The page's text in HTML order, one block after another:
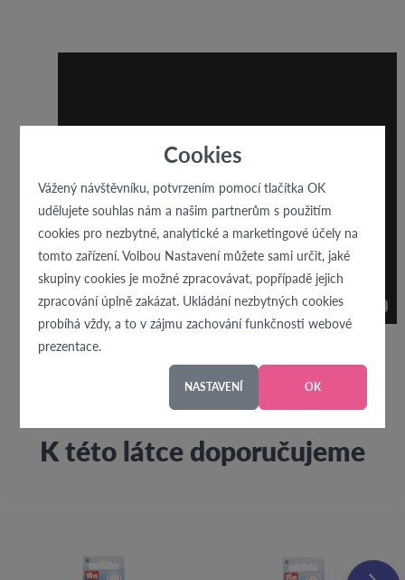
Cookies
Vážený návštěvníku, potvrzením pomocí tlačítka OK
udělujete souhlas nám a našim partnerům s použitím
cookies pro nezbytné, analytické a marketingové účely na
tomto zařízení. Volbou Nastavení můžete sami určit, jaké
skupiny cookies je možné zpracovávat, popřípadě jejich
zpracování úplně zakázat. Ukládání nezbytných cookies
probíhá vždy, a to v zájmu zachování funkčnosti webové
prezentace.
NASTAVENÍ OK
K této látce doporučujeme